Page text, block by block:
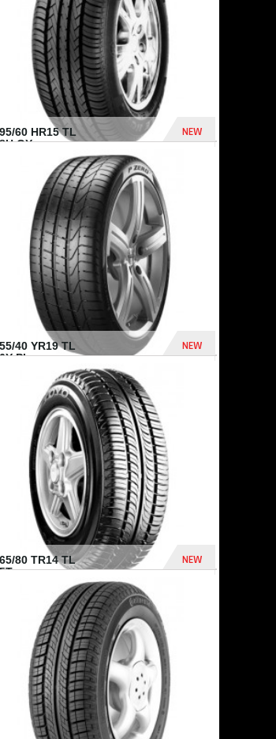
60 HR15 TL
GY...
NEW
40 YR19 TL
PI...
NEW
1 771 Dhs
80 TR14 TL
NEW
458 Dhs